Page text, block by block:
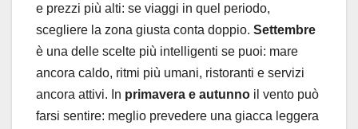
e prezzi più alti: se viaggi in quel periodo,
scegliere la zona giusta conta doppio. Settembre
è una delle scelte più intelligenti se puoi: mare
ancora caldo, ritmi più umani, ristoranti e servizi
ancora attivi. In primavera e autunno il vento può
farsi sentire: meglio prevedere una giacca leggera